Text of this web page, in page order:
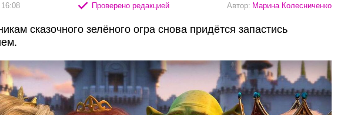
Проверено редакцией Автор: Марина Колесниченко
сказочного зелёного огра снова придётся запастись